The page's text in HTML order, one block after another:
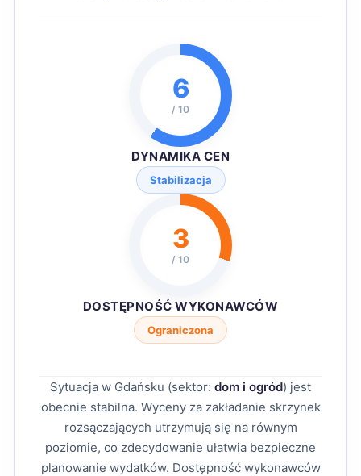
6
/ 10
DYNAMIKA CEN
Stabilizacja
3
/ 10
DOSTĘPNOŚĆ WYKONAWCÓW
Ograniczona
Sytuacja w Gdańsku (sektor: dom i ogród) jest
obecnie stabilna. Wyceny za zakładanie skrzynek
rozsączających utrzymują się na równym
poziomie, co zdecydowanie ułatwia bezpieczne
planowanie wydatków. Dostępność wykonawców